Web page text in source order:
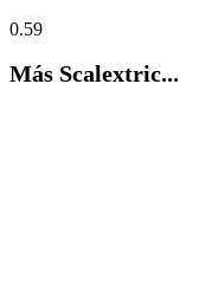
Más Scalextric...